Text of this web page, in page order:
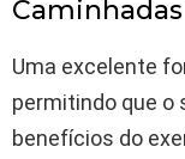
Caminhadas
Uma excelente
permitindo que o
benefícios do